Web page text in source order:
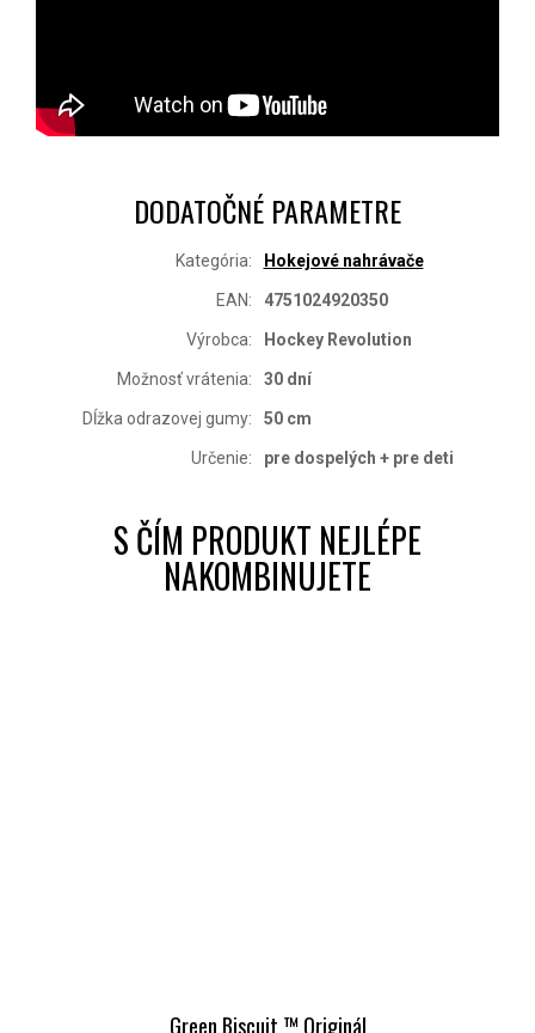
Green Biscuit ™ Originál
DODATOČNÉ PARAMETRE
Kategória: Hokejové nahrávače
EAN: 4751024920350
Výrobca: Hockey Revolution
Možnosť vrátenia: 30 dní
Dĺžka odrazovej gumy: 50 cm
Určenie: pre dospelých + pre deti